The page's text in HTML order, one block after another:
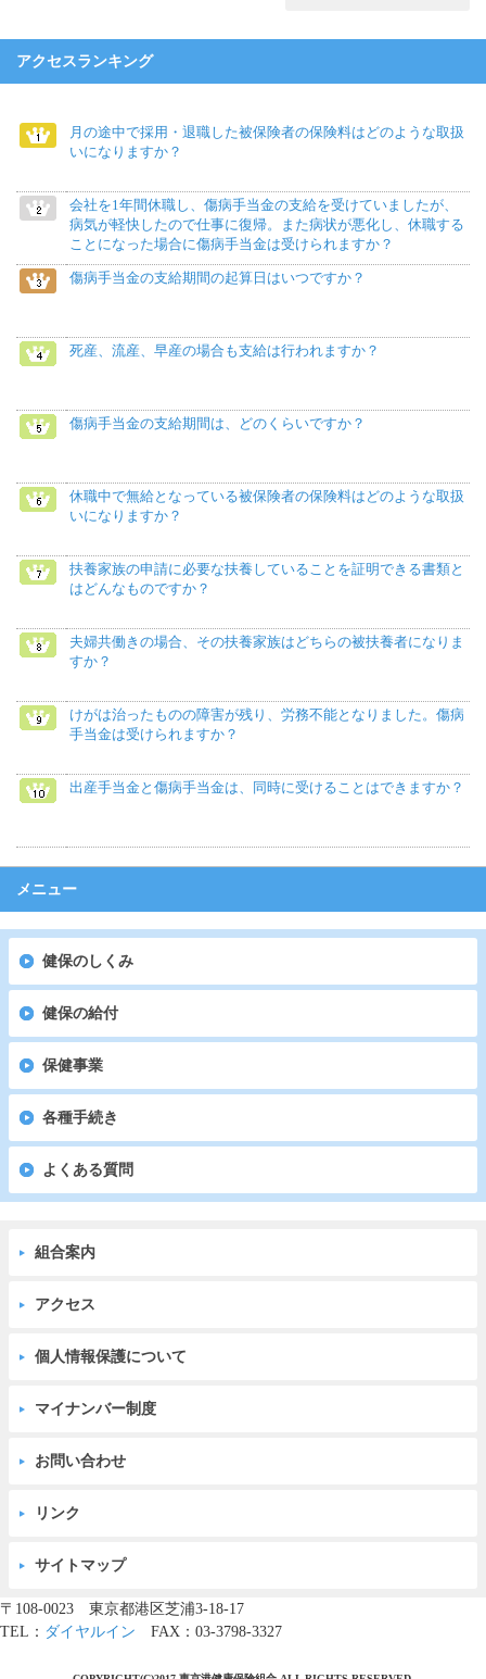
アクセスランキング
月の途中で採用・退職した被保険者の保険料はどのような取扱
いになりますか？
会社を1年間休職し、傷病手当金の支給を受けていましたが、
病気が軽快したので仕事に復帰。また病状が悪化し、休職する
ことになった場合に傷病手当金は受けられますか？
傷病手当金の支給期間の起算日はいつですか？
死産、流産、早産の場合も支給は行われますか？
傷病手当金の支給期間は、どのくらいですか？
休職中で無給となっている被保険者の保険料はどのような取扱
いになりますか？
扶養家族の申請に必要な扶養していることを証明できる書類と
はどんなものですか？
夫婦共働きの場合、その扶養家族はどちらの被扶養者になりま
すか？
けがは治ったものの障害が残り、労務不能となりました。傷病
手当金は受けられますか？
出産手当金と傷病手当金は、同時に受けることはできますか？
メニュー
健保のしくみ
健保の給付
保健事業
各種手続き
よくある質問
組合案内
アクセス
個人情報保護について
マイナンバー制度
お問い合わせ
リンク
サイトマップ
〒108-0023 東京都港区芝浦3-18-17
TEL： ダイヤルイン FAX：03-3798-3327